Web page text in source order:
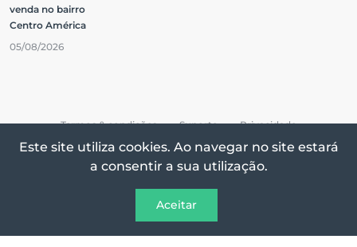
venda no bairro
Centro América
05/08/2026
Todos os direitos reservados © 2026 Vox On
Termos & condições Suporte Privacidade
Este site utiliza cookies. Ao navegar no site estará
a consentir a sua utilização.
Aceitar